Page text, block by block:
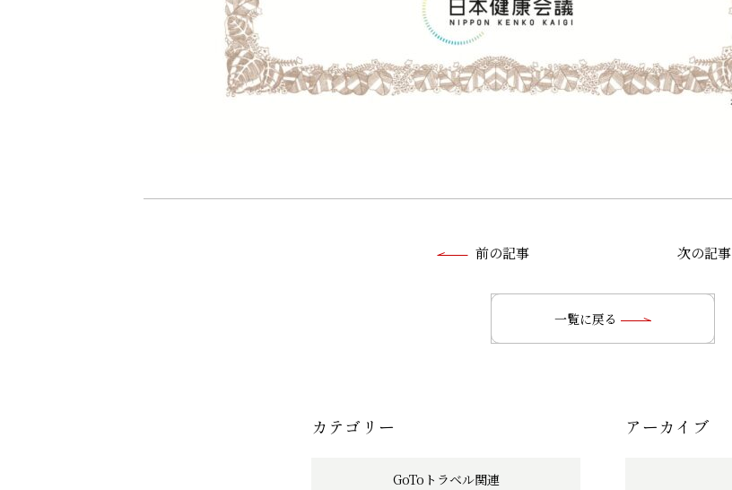
の
前の記事 次の記事
一覧に戻る
カテゴリー
GoToトラベル関連
アーカイブ